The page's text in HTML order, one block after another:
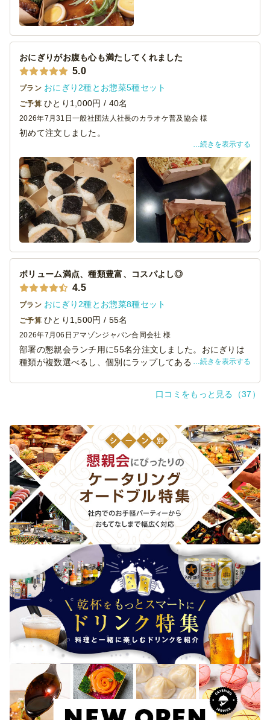
機会がございましたら、ぜひご利用させていただきます。
おにぎりがお腹も心も満たしてくれました
5.0
プラン おにぎり2種とお惣菜5種セット
ご予算 ひとり1,000円 / 40名
2026年7月31日一般社団法人社長のカラオケ普及協会 様
初めて注文しました。
おにぎりがたくさんの種類から5種類選べたのが嬉しかった
です。
なんとなく標準的な、梅、ゴマ鮭、焼きたらこ、生姜こん
ぶ、和風ツナマヨにしました。
お総菜も5種類あって、各々が美味でした。
おにぎりが思ったより一つ一つが大きめで、結構お腹に溜
ってしまいました。
おにぎりは一つずつラップに包んであるので、お持ち帰り
でき便利でした。
美味しいしコスパ最高なので、またこちらのお店でお願い
したいなと思います。
続きを表示する
ボリューム満点、種類豊富、コスパよし◎
4.5
プラン おにぎり2種とお惣菜8種セット
ご予算 ひとり1,500円 / 55名
2026年7月06日 アマゾンジャパン合同会社 様
部署の懇親会ランチ用に55名分注文しました。おにぎりは
種類が複数選べるし、個別にラップしてあるので衛生的で
リアンの人でも食べられるものを選んでもらえたので助か
箸、おしぼり、お皿がついていたのも助かりました。おか
ずの入っていたのが紙の箱だったので、一部ソースが染み
出てしまったものがあったことだけが残念でした。コスパ
もとてもよかったのでまた機会があれば利用したいと思い
ます。
続きを表示する
口コミをもっと見る（37）